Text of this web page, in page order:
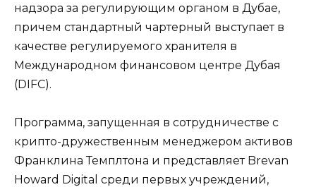
надзора за регулирующим органом в Дубае,
причем стандартный чартерный выступает в
качестве регулируемого хранителя в
Международном финансовом центре Дубая
(DIFC).
Программа, запущенная в сотрудничестве с
крипто-дружественным менеджером активов
Франклина Темплтона и представляет Brevan
Howard Digital среди первых учреждений,